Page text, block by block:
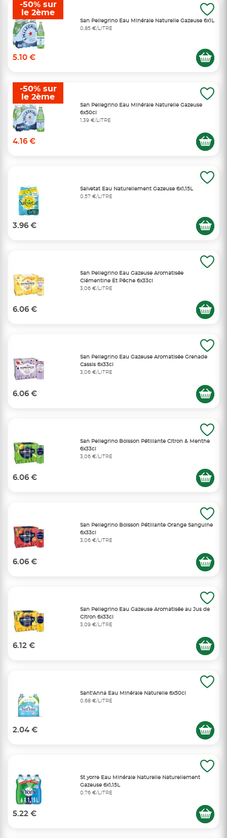
San Pellegrino Eau Minérale Naturelle Gazeuse 6x1L
0,85 €/LITRE
5.10 €
-50% sur
le 2ème
San Pellegrino Eau Minérale Naturelle Gazeuse
6x50cl
1,39 €/LITRE
4.16 €
-50% sur
le 2ème
Salvetat Eau Naturellement Gazeuse 6x1,15L
0,57 €/LITRE
3.96 €
San Pellegrino Eau Gazeuse Aromatisée
Clémentine Et Pêche 6x33cl
3,06 €/LITRE
6.06 €
San Pellegrino Eau Gazeuse Aromatisée Grenade
Cassis 6x33cl
3,06 €/LITRE
6.06 €
San Pellegrino Boisson Pétillante Citron & Menthe
6x33cl
3,06 €/LITRE
6.06 €
San Pellegrino Boisson Pétillante Orange Sanguine
6x33cl
3,06 €/LITRE
6.06 €
San Pellegrino Eau Gazeuse Aromatisée au Jus de
Citron 6x33cl
3,09 €/LITRE
6.12 €
Sant'Anna Eau Minérale Naturelle 6x50cl
0,68 €/LITRE
2.04 €
St yorre Eau Minérale Naturelle Naturellement
Gazeuse 6x1,15L
0,76 €/LITRE
5.22 €